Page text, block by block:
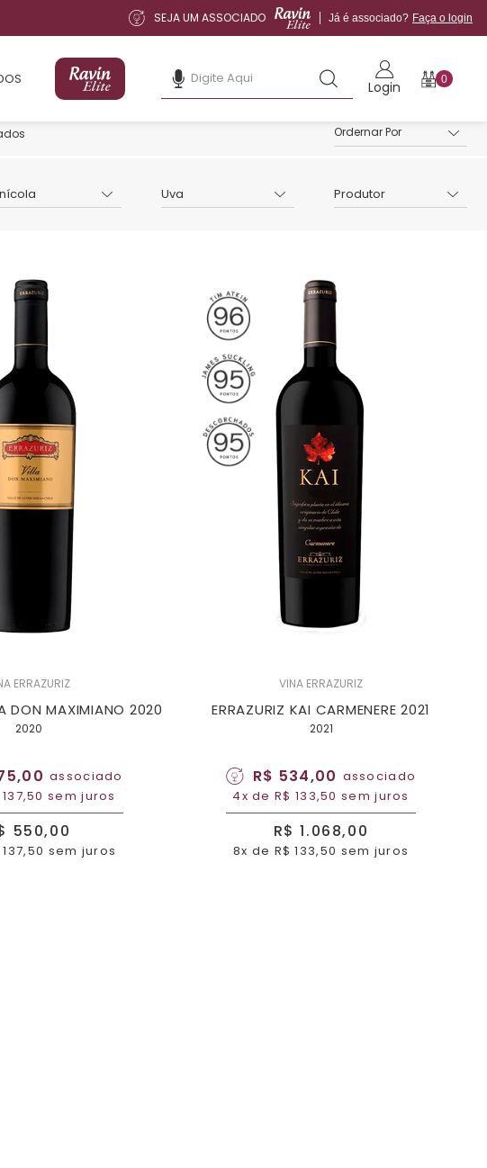
SEJA UM ASSOCIADO Já é associado? Faça o login
Login 0
Uva Produtor
ERRAZURIZ
DON MAXIMIANO 2020
2020
associado
sem juros
550,00
sem juros
VINA ERRAZURIZ
ERRAZURIZ KAI CARMENERE 2021
2021
R$ 534,00 associado
4x de R$ 133,50 sem juros
R$ 1.068,00
8x de R$ 133,50 sem juros